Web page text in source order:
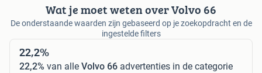
Wat je moet weten over Volvo 66
De onderstaande waarden zijn gebaseerd op je zoekopdracht en de
ingestelde filters
22,2%
22,2% van alle Volvo 66 advertenties in de categorie